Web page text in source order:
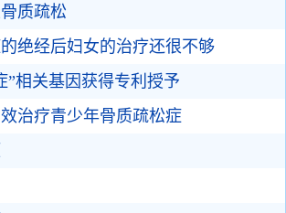
质疏松
绝经后妇女的治疗还很不够
”相关基因获得专利授予
治疗青少年骨质疏松症